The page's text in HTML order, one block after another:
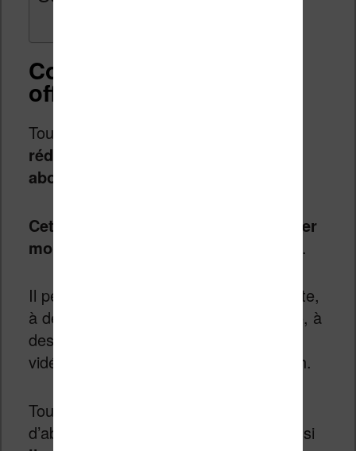
Comment profiter des
offres Flash Prime ?
Tout d’abord,
réductions il est nécessaire d’être
abonné Amazon Prime.
Cet abonnement est gratuit le premier
mois
et vous coûte 69€ chaque année.
Il permet d’accéder à la livraison gratuite,
à des contenus VOD avec Prime Vidéo, à
des livres gratuits et même à des jeux
vidéos gratuits via la plate-forme Twitch.
Tout d’abord, si vous n’avez pas
d’abonnement Prime, vous pouvez aussi